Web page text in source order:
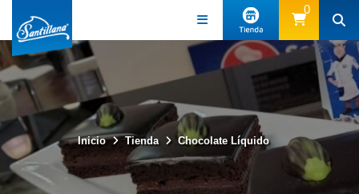
0
Inicio Tienda Chocolate Líquido